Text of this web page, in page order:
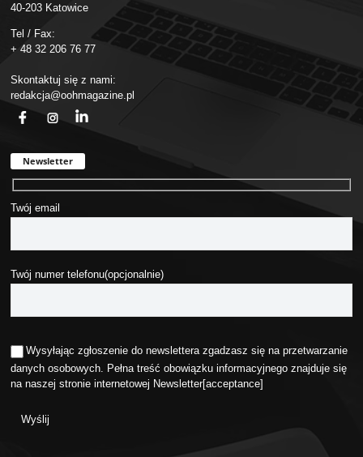
40-203 Katowice
Tel / Fax:
+ 48 32 206 76 77
Skontaktuj się z nami:
redakcja@oohmagazine.pl
Newsletter
Twój email
Twój numer telefonu(opcjonalnie)
Wysyłając zgłoszenie do newslettera zgadzasz się na przetwarzanie
danych osobowych. Pełna treść obowiązku informacyjnego znajduje się
na naszej stronie internetowej Newsletter[acceptance]